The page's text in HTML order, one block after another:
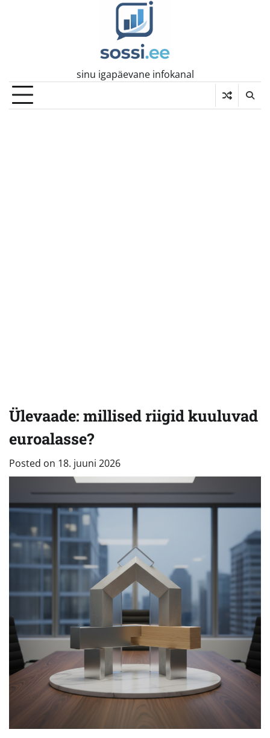
sinu igapäevane infokanal
Ülevaade: millised riigid kuuluvad
euroalasse?
Posted on 18. juuni 2026